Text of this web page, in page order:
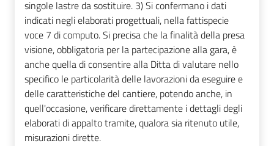
singole lastre da sostituire. 3) Si confermano i dati
indicati negli elaborati progettuali, nella fattispecie
voce 7 di computo. Si precisa che la finalità della presa
visione, obbligatoria per la partecipazione alla gara, è
anche quella di consentire alla Ditta di valutare nello
specifico le particolarità delle lavorazioni da eseguire e
delle caratteristiche del cantiere, potendo anche, in
quell'occasione, verificare direttamente i dettagli degli
elaborati di appalto tramite, qualora sia ritenuto utile,
misurazioni dirette.